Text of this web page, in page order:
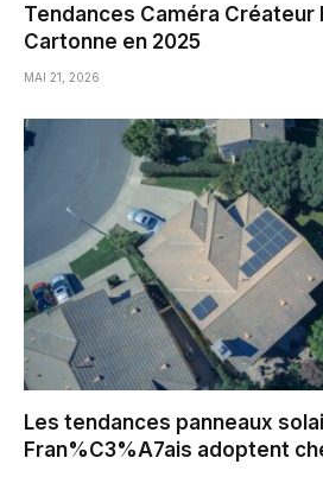
Tendances Caméra Créateur
Cartonne en 2025
MAI 21, 2026
Les tendances panneaux
Fran%C3%A7ais adoptent